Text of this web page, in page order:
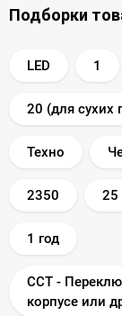
Подборки
LED 1
20 (для сухих
Техно
2350 25
1 год
CCT -
корпусе или